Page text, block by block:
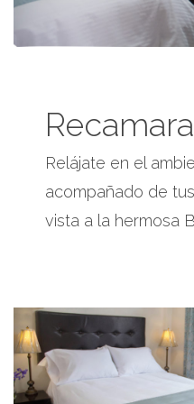
Relájate en el
acompañado de
vista a la hermosa